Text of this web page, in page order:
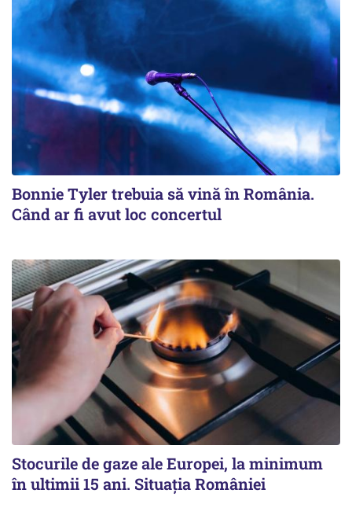
Bonnie Tyler trebuia să vină în România.
Când ar fi avut loc concertul
Stocurile de gaze ale Europei, la minimum
în ultimii 15 ani. Situația României